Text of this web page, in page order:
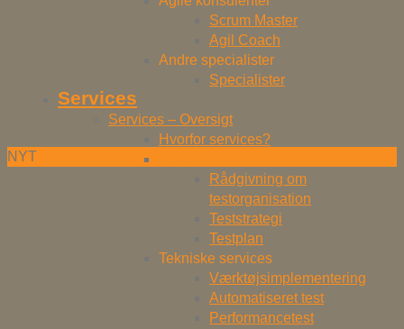
Scrum Master
Agil Coach
Andre specialister
Specialister
Services
Services – Oversigt
Hvorfor services?
Rådgivning om
testorganisation
Teststrategi
Testplan
Tekniske services
Værktøjsimplementering
Automatiseret test
Performancetest
NYT